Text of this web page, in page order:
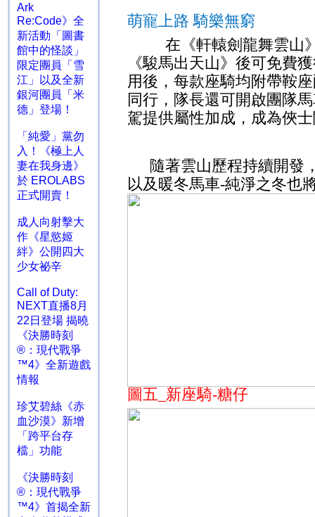
Ark
Re:Code》全
新活動「圖書
館中的怪談」
限定團員「雪
江」以及全新
銀河團員「米
德」登場！
「純愛」黨勿
入！《極上人
妻在我身邊》
於 EROLABS
正式開賣！
成人向射擊大
作《星慾姬
絆》公開四大
少女祕辛
Call of Duty:
NEXT直播8月
22日登場 揭曉
《決勝時刻
®：現代戰爭
™4》全新遊戲
情報
珍艾碧絲《赤
血沙漠》新增
「跨平台存
檔」功能
《決勝時刻
®：現代戰爭
™4》首揭全新
萌寵上路 騎樂無窮
在《軒轅劍龍舞雲山
《駿馬出天山》後可免費
用後，每款座騎均附帶鞍
同行，隊長還可開啟團隊
駕提供屬性加成，成為俠
隨著雲山歷程持續開發
以及暖冬馬車-純淨之冬也
圖五 新座騎-糖仔